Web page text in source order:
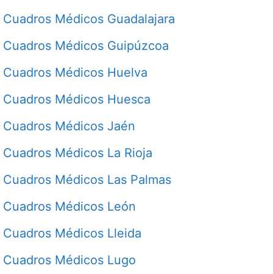
Cuadros Médicos Guadalajara
Cuadros Médicos Guipúzcoa
Cuadros Médicos Huelva
Cuadros Médicos Huesca
Cuadros Médicos Jaén
Cuadros Médicos La Rioja
Cuadros Médicos Las Palmas
Cuadros Médicos León
Cuadros Médicos Lleida
Cuadros Médicos Lugo